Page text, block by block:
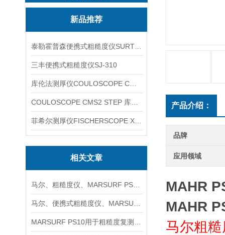
新品推荐
三丰便携式粗糙度仪SJ-310
相关文章
产品介绍：
品牌
应用领域
MAHR
MAHR
马尔粗